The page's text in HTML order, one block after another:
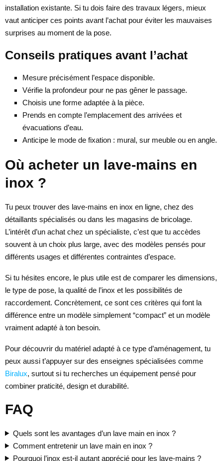
installation existante. Si tu dois faire des travaux légers, mieux
vaut anticiper ces points avant l’achat pour éviter les mauvaises
surprises au moment de la pose.
Conseils pratiques avant l’achat
Mesure précisément l’espace disponible.
Vérifie la profondeur pour ne pas gêner le passage.
Choisis une forme adaptée à la pièce.
Prends en compte l’emplacement des arrivées et
évacuations d’eau.
Anticipe le mode de fixation : mural, sur meuble ou en angle.
Où acheter un lave-mains en
inox ?
Tu peux trouver des lave-mains en inox en ligne, chez des
détaillants spécialisés ou dans les magasins de bricolage.
L’intérêt d’un achat chez un spécialiste, c’est que tu accèdes
souvent à un choix plus large, avec des modèles pensés pour
différents usages et différentes contraintes d’espace.
Si tu hésites encore, le plus utile est de comparer les dimensions,
le type de pose, la qualité de l’inox et les possibilités de
raccordement. Concrètement, ce sont ces critères qui font la
différence entre un modèle simplement “compact” et un modèle
vraiment adapté à ton besoin.
Pour découvrir du matériel adapté à ce type d’aménagement, tu
peux aussi t’appuyer sur des enseignes spécialisées comme
Biralux, surtout si tu recherches un équipement pensé pour
combiner praticité, design et durabilité.
FAQ
Quels sont les avantages d’un lave main en inox ?
Comment entretenir un lave main en inox ?
Pourquoi l’inox est-il autant apprécié pour les lave-mains ?